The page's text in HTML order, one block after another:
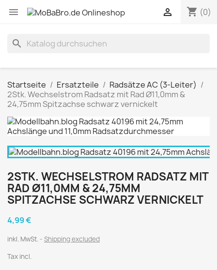
 shopping_cart (0)

search
Startseite Ersatzteile
Radsätze AC (3-Leiter)
2Stk. Wechselstrom Radsatz mit Rad Ø11,0mm &
24,75mm Spitzachse schwarz vernickelt
2STK. WECHSELSTROM RADSATZ MIT
RAD Ø11,0MM & 24,75MM
SPITZACHSE SCHWARZ VERNICKELT
4,99 €
inkl. MwSt.
Shipping excluded
Tax incl.